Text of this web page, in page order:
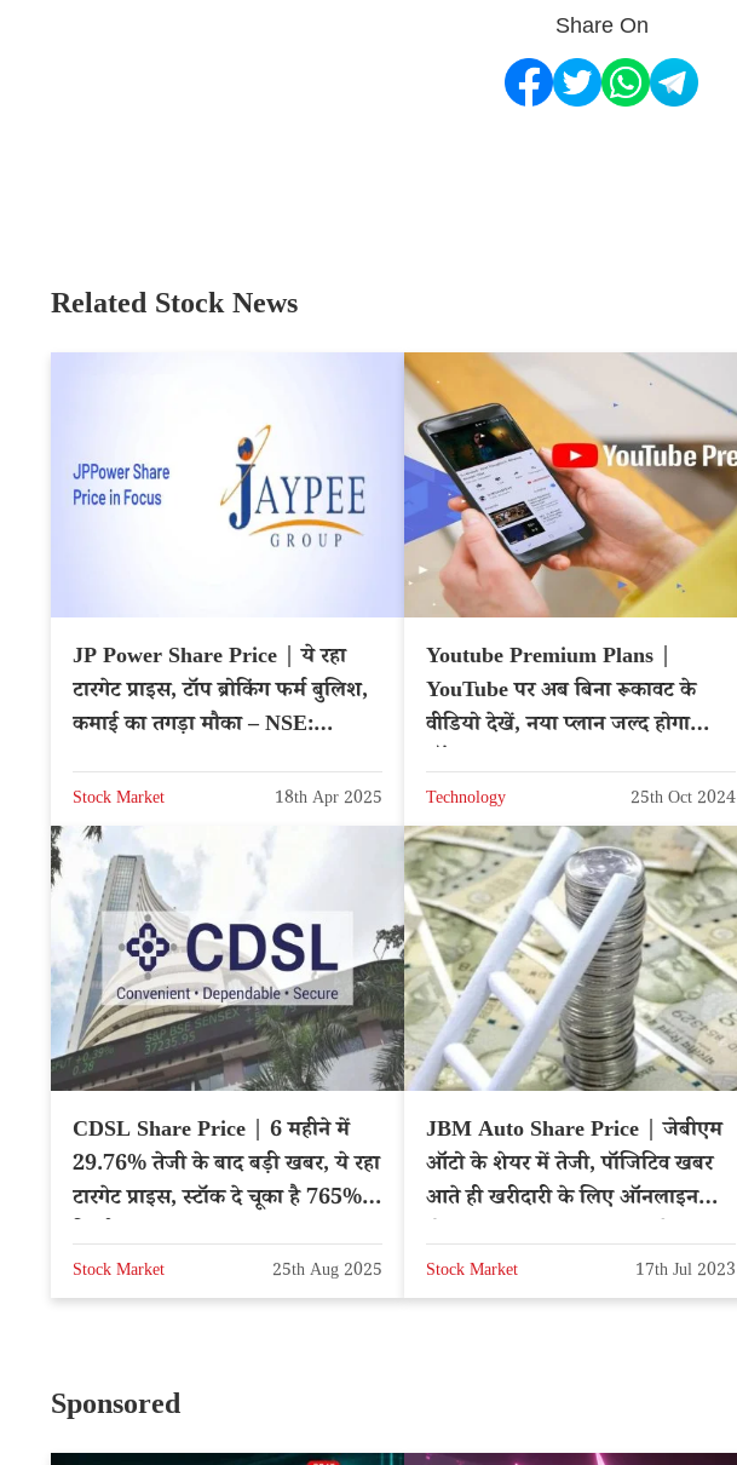
Share On
Related Stock News
JP Power Share Price | ये रहा
टारगेट प्राइस, टॉप ब्रोकिंग फर्म बुलिश,
कमाई का तगड़ा मौका – NSE:
Stock Market 18th Apr 2025
Youtube Premium Plans |
YouTube पर अब बिना रूकावट के
वीडियो देखें, नया प्लान जल्द होगा
Technology 25th Oct 2024
CDSL Share Price | 6 महीने में
29.76% तेजी के बाद बड़ी खबर, ये रहा
टारगेट प्राइस, स्टॉक दे चूका है 765%
Stock Market 25th Aug 2025
JBM Auto Share Price | जेबीएम
ऑटो के शेयर में तेजी, पॉजिटिव खबर
आते ही खरीदारी के लिए ऑनलाइन
Stock Market 17th Jul 2023
Sponsored